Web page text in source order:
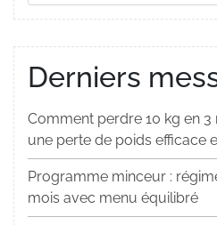
Derniers
Comment perdre 10 kg en 3
une perte de poids efficace
Programme minceur :
mois avec menu équilibré